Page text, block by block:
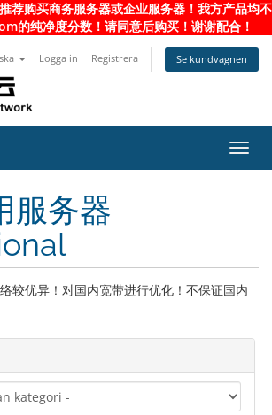
荐购买商务服务器或企业服务器！我方产品均不
的纯净度分数！请同意后购买！谢谢配合！
Logga in Registrera Se kundvagnen
服务器
较优异！对国内宽带进行优化！不保证国内